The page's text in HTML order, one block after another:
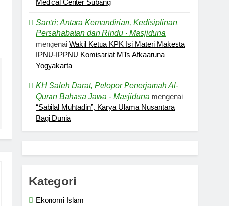
Medical Center Subang
Santri; Antara Kemandirian, Kedisiplinan,
Persahabatan dan Rindu - Masjiduna
mengenaiWakil Ketua KPK Isi Materi Makesta
IPNU-IPPNU Komisariat MTs Afkaaruna
Yogyakarta
KH Saleh Darat, Pelopor Penerjamah Al-
Quran Bahasa Jawa - Masjiduna mengenai
“Sabilal Muhtadin”, Karya Ulama Nusantara
Bagi Dunia
Kategori
Ekonomi Islam